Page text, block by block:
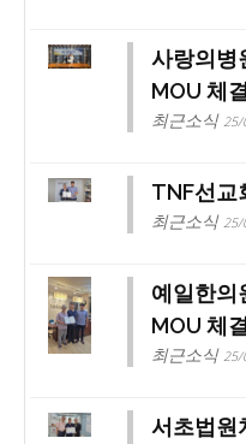
사랑의병
MOU 체결
최근소식 25/
TNF선교
최근소식 25/
예일한의
MOU 체결
최근소식 25/
서초법원